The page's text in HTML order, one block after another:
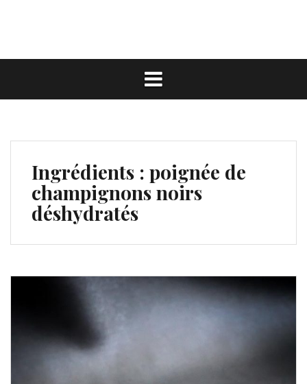
Ingrédients : poignée de
champignons noirs
déshydratés